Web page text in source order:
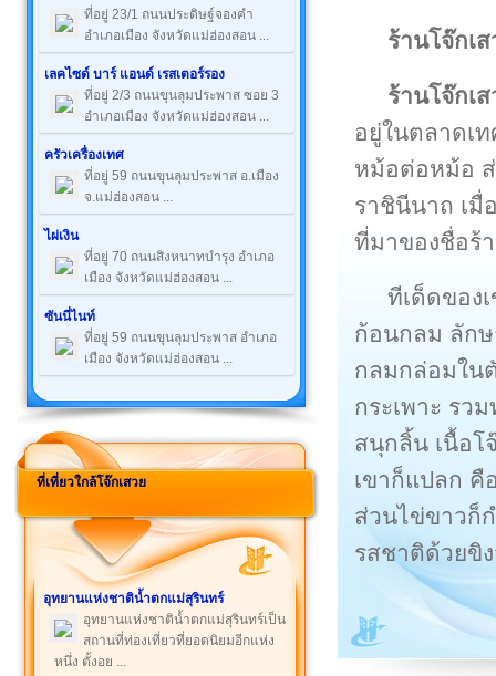
ที่อยู่ 23/1 ถนนประดิษฐ์จองคำ
อำเภอเมือง จังหวัดแม่ฮ่องสอน ...
เลคไซด์ บาร์ แอนด์ เรสเตอร์รอง
ที่อยู่ 2/3 ถนนขุนลุมประพาส ซอย 3
อำเภอเมือง จังหวัดแม่ฮ่องสอน ...
ครัวเครื่องเทศ
ที่อยู่ 59 ถนนขุนลุมประพาส อ.เมือง
จ.แม่ฮ่องสอน ...
ไผ่เงิน
ที่อยู่ 70 ถนนสิงหนาทบำรุง อำเภอ
เมือง จังหวัดแม่ฮ่องสอน ...
ซันนี่ไนท์
ที่อยู่ 59 ถนนขุนลุมประพาส อำเภอ
เมือง จังหวัดแม่ฮ่องสอน ...
ที่เที่ยวใกล้โจ๊กเสวย
อุทยานแห่งชาติน้ำตกแม่สุรินทร์
อุทยานแห่งชาติน้ำตกแม่สุรินทร์เป็น
สถานที่ท่องเที่ยวที่ยอดนิยมอีกแห่ง
หนึ่ง ตั้งอย ...
ร้านโจ๊กเส
ร้านโจ๊กเ
อยู่ในตลาดเ
หม้อต่อหม้อ ส่
ราชินีนาถ เมื่
ที่มาของชื่อร้
ทีเด็ดของ
ก้อนกลม ลัก
กลมกล่อมใน
กระเพาะ รว
สนุกลิ้น เนื้อโ
เขาก็แปลก คื
ส่วนไข่ขาวก็
รสชาติด้วยขิ